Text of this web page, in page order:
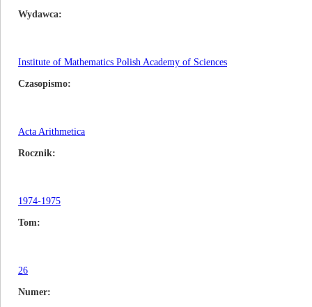
Wydawca
Institute of Mathematics Polish Academy of Sciences
Czasopismo
Acta Arithmetica
Rocznik
1974-1975
Tom
26
Numer